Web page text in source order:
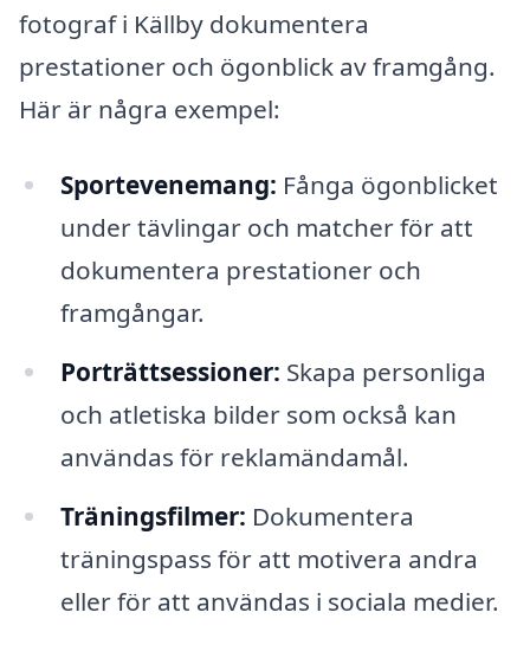
fotograf i Källby dokumentera
prestationer och ögonblick av framgång.
Här är några exempel:
Sportevenemang: Fånga ögonblicket
under tävlingar och matcher för att
dokumentera prestationer och
framgångar.
Porträttsessioner: Skapa personliga
och atletiska bilder som också kan
användas för reklamändamål.
Träningsfilmer: Dokumentera
träningspass för att motivera andra
eller för att användas i sociala medier.